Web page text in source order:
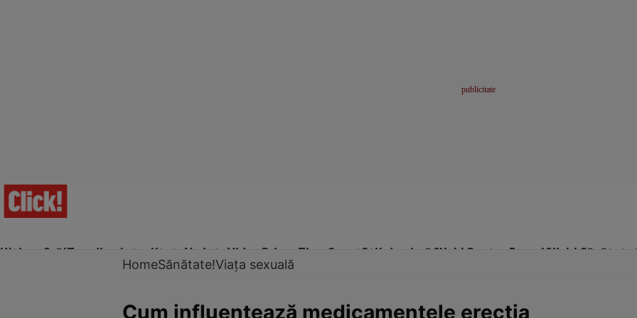
Ultima Oră!Trending Actualitate Vedete Video Prime Time SportStil de viațăClick! Pentru FemeiClick! Sănătate
HomeSănătate!Viața sexuală
Cum influenţează medicamentele erecţia